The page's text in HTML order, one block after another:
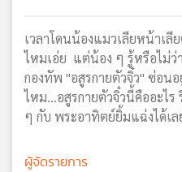
แผนที่
วิทยุ
เครือ
เวลาโดนน้องแมวเลียหน้าเลี
ไหมเอ่ย แต่น้อง ๆ รู้หรือไม่
กองทัพ "อสูรกายตัวจิ๋ว" ซ่อน
ไหม…อสูรกายตัวจิ๋วนี้คืออะไ
ๆ กับ พระอาทิตย์ยิ้มแฉ่งได้เล
ผู้จัดรายการ